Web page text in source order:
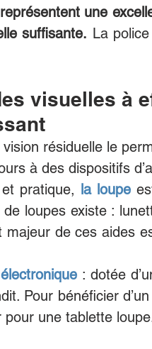
une
suffisante. La
visuelles à
résiduelle le
à des dispositifs
pratique, la loupe
loupes existe :
de ces aides
électronique : dotée
Pour bénéficier
pour une tablette